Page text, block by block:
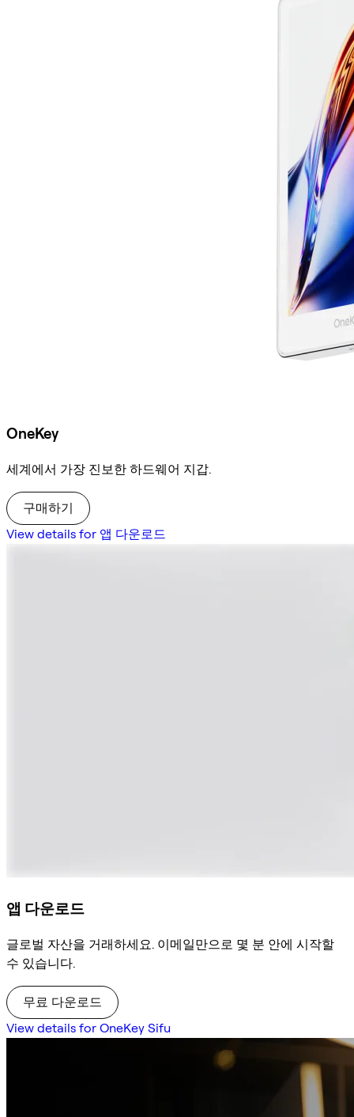
OneKey
세계에서 가장 진보한 하드웨어 지갑.
구매하기
View details for 앱 다운로드
앱 다운로드
글로벌 자산을 거래하세요. 이메일만으로 몇 분 안에 시작할
수 있습니다.
무료 다운로드
View details for OneKey Sifu